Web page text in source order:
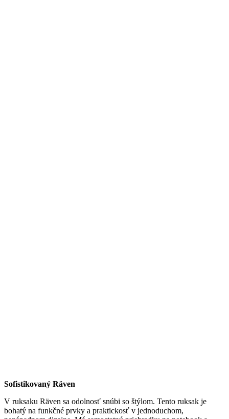
Sofistikovaný Räven
V ruksaku Räven sa odolnosť snúbi so štýlom. Tento ruksak je
bohatý na funkčné prvky a praktickosť v jednoduchom,